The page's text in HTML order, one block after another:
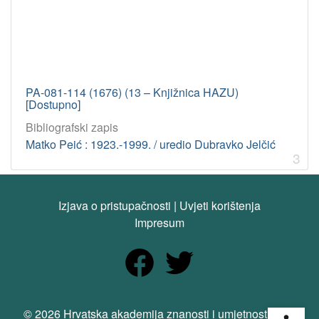
PA-081-114 (1676) (13 – Knjižnica HAZU)
[Dostupno]
Bibliografski zapis
Matko Peić : 1923.-1999. / uredio Dubravko Jelčić
3
Izjava o pristupačnosti | Uvjeti korištenja
Impresum
© 2026 Hrvatska akademija znanosti i umjetnosti. Sva